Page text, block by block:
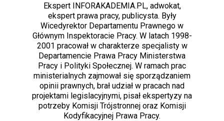
Ekspert INFORAKADEMIA.PL, adwokat,
ekspert prawa pracy, publicysta. Były
Wicedyrektor Departamentu Prawnego w
Głównym Inspektoracie Pracy. W latach 1998-
2001 pracował w charakterze specjalisty w
Departamencie Prawa Pracy Ministerstwa
Pracy i Polityki Społecznej. W ramach prac
ministerialnych zajmował się sporządzaniem
opinii prawnych, brał udział w pracach nad
projektami legislacyjnymi, pisał ekspertyzy na
potrzeby Komisji Trójstronnej oraz Komisji
Kodyfikacyjnej Prawa Pracy.